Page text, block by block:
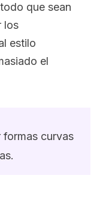
que sean
los
estilo
el
formas curvas